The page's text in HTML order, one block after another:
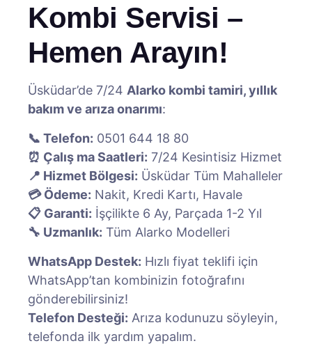
Kombi Servisi –
Hemen Arayın!
Üsküdar’de 7/24 Alarko kombi tamiri, yıllık
bakım ve arıza onarımı:
📞 Telefon: 0501 644 18 80
⏰ Çalış ma Saatleri: 7/24 Kesintisiz Hizmet
📍 Hizmet Bölgesi: Üsküdar Tüm Mahalleler
💳 Ödeme: Nakit, Kredi Kartı, Havale
📋 Garanti: İşçilikte 6 Ay, Parçada 1-2 Yıl
🔧 Uzmanlık: Tüm Alarko Modelleri
WhatsApp Destek: Hızlı fiyat teklifi için
WhatsApp’tan kombinizin fotoğrafını
gönderebilirsiniz!
Telefon Desteği: Arıza kodunuzu söyleyin,
telefonda ilk yardım yapalım.